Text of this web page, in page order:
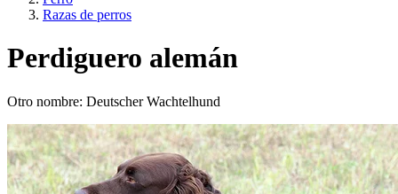
Razas de perros
Perdiguero alemán
Otro nombre: Deutscher Wachtelhund